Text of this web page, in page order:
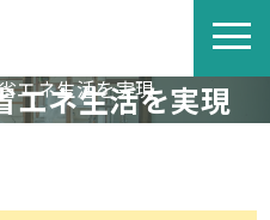
エネ生活を実現
エネ生活を実現